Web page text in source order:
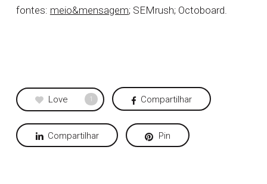
fontes: meio&mensagem; SEMrush; Octoboard.
Love 1 Compartilhar
Compartilhar Pin